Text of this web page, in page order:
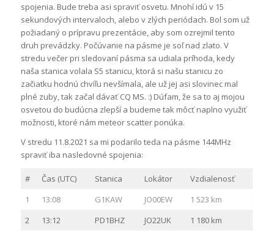
spojenia. Bude treba asi spraviť osvetu. Mnohí idú v 15
sekundových intervaloch, alebo v zlých periódach. Bol som už
požiadaný o prípravu prezentácie, aby som ozrejmil tento
druh prevádzky. Počúvanie na pásme je soľ nad zlato. V
stredu večer pri sledovaní pásma sa udiala príhoda, kedy
naša stanica volala S5 stanicu, ktorá si našu stanicu zo
začiatku hodnú chvíľu nevšímala, ale už jej asi slovinec mal
plné zuby, tak začal dávať CQ MS. :) Dúfam, že sa to aj mojou
osvetou do budúcna zlepší a budeme tak môcť naplno využiť
možnosti, ktoré nám meteor scatter ponúka.
V stredu 11.8.2021 sa mi podarilo teda na pásme 144MHz
spraviť iba nasledovné spojenia:
# Čas (UTC) Stanica Lokátor
Vzdialenosť
1
13:08 G1KAW JO00EW
1 523 km
2
13:12 PD1BHZ JO22UK
1 180 km